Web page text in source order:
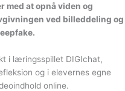
med at opnå viden og
ved billeddeling og
i læringsspillet DIGIchat,
og i elevernes egne
online.